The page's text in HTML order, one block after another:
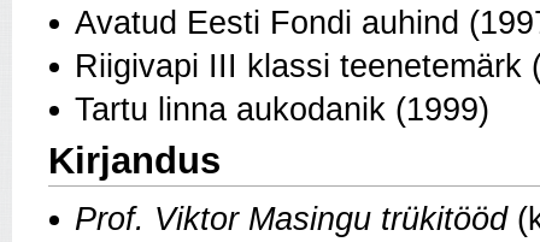
Avatud Eesti Fondi auhind
Riigivapi III klassi teenetemärk
Tartu linna aukodanik (1999)
Kirjandus
Prof. Viktor Masingu trükitööd